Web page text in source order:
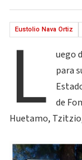
Eustolio Nava Ortiz
L
uego
para
de
Huetamo,